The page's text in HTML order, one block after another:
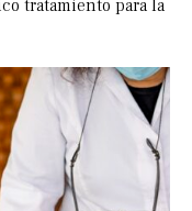
tratamiento para la